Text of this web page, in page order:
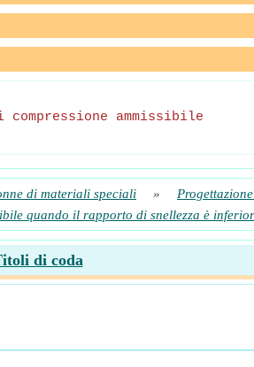
ammissibile
di materiali speciali »
quando il rapporto di snellezza è
di coda